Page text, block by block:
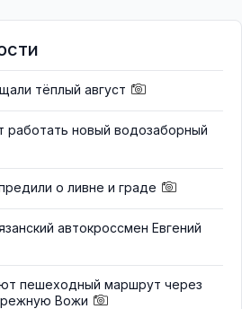
тёплый август
работать новый водозаборный
о ливне и граде
автокроссмен Евгений
пешеходный маршрут через
Вожи